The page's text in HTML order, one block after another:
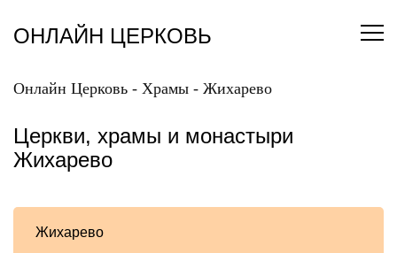
содержанию
ОНЛАЙН ЦЕРКОВЬ
Онлайн Церковь - Храмы - Жихарево
Церкви, храмы и монастыри
Жихарево
Жихарево